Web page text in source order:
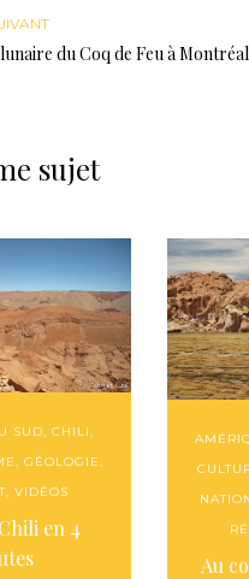
du Coq de Feu à Montréal
sujet
SUD, CHILI,
,GÉOLOGIE,
,VIDÉOS
en 4
Au